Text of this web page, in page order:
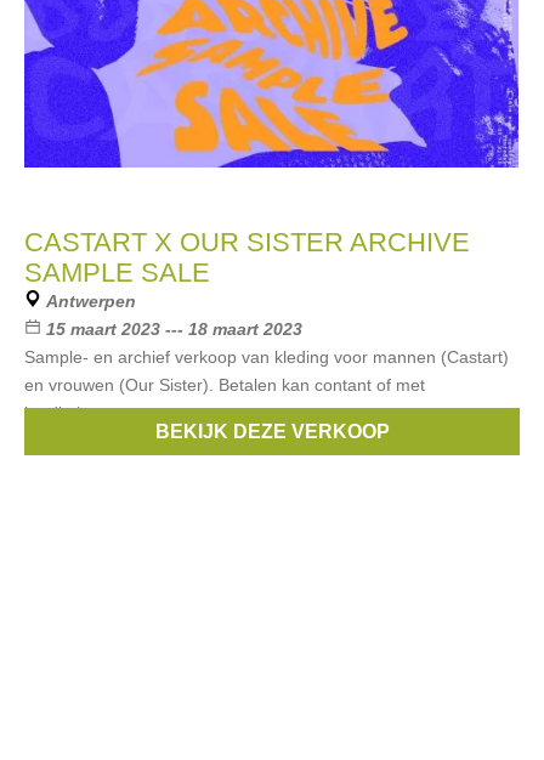
CASTART X OUR SISTER ARCHIVE
SAMPLE SALE
Antwerpen
15 maart 2023 --- 18 maart 2023
Sample- en archief verkoop van kleding voor mannen (Castart)
en vrouwen (Our Sister). Betalen kan contant of met
kredietkaarten.
Our Sister,Castart
BEKIJK DEZE VERKOOP